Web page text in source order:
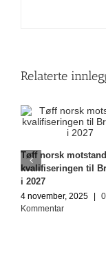
Relaterte
Tøff norsk
kvalifiseringen til
i 2027
4 november, 2025
0
Kommentar